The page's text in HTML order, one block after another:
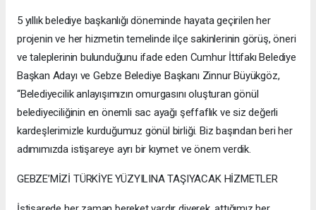
5 yıllık belediye başkanlığı döneminde hayata geçirilen her
projenin ve her hizmetin temelinde ilçe sakinlerinin görüş, öneri
ve taleplerinin bulunduğunu ifade eden Cumhur İttifakı Belediye
Başkan Adayı ve Gebze Belediye Başkanı Zinnur Büyükgöz,
“Belediyecilik anlayışımızın omurgasını oluşturan gönül
belediyeciliğinin en önemli sac ayağı şeffaflık ve siz değerli
kardeşlerimizle kurduğumuz gönül birliği. Biz başından beri her
adımımızda istişareye ayrı bir kıymet ve önem verdik.
GEBZE’MİZİ TÜRKİYE YÜZYILINA TAŞIYACAK HİZMETLER